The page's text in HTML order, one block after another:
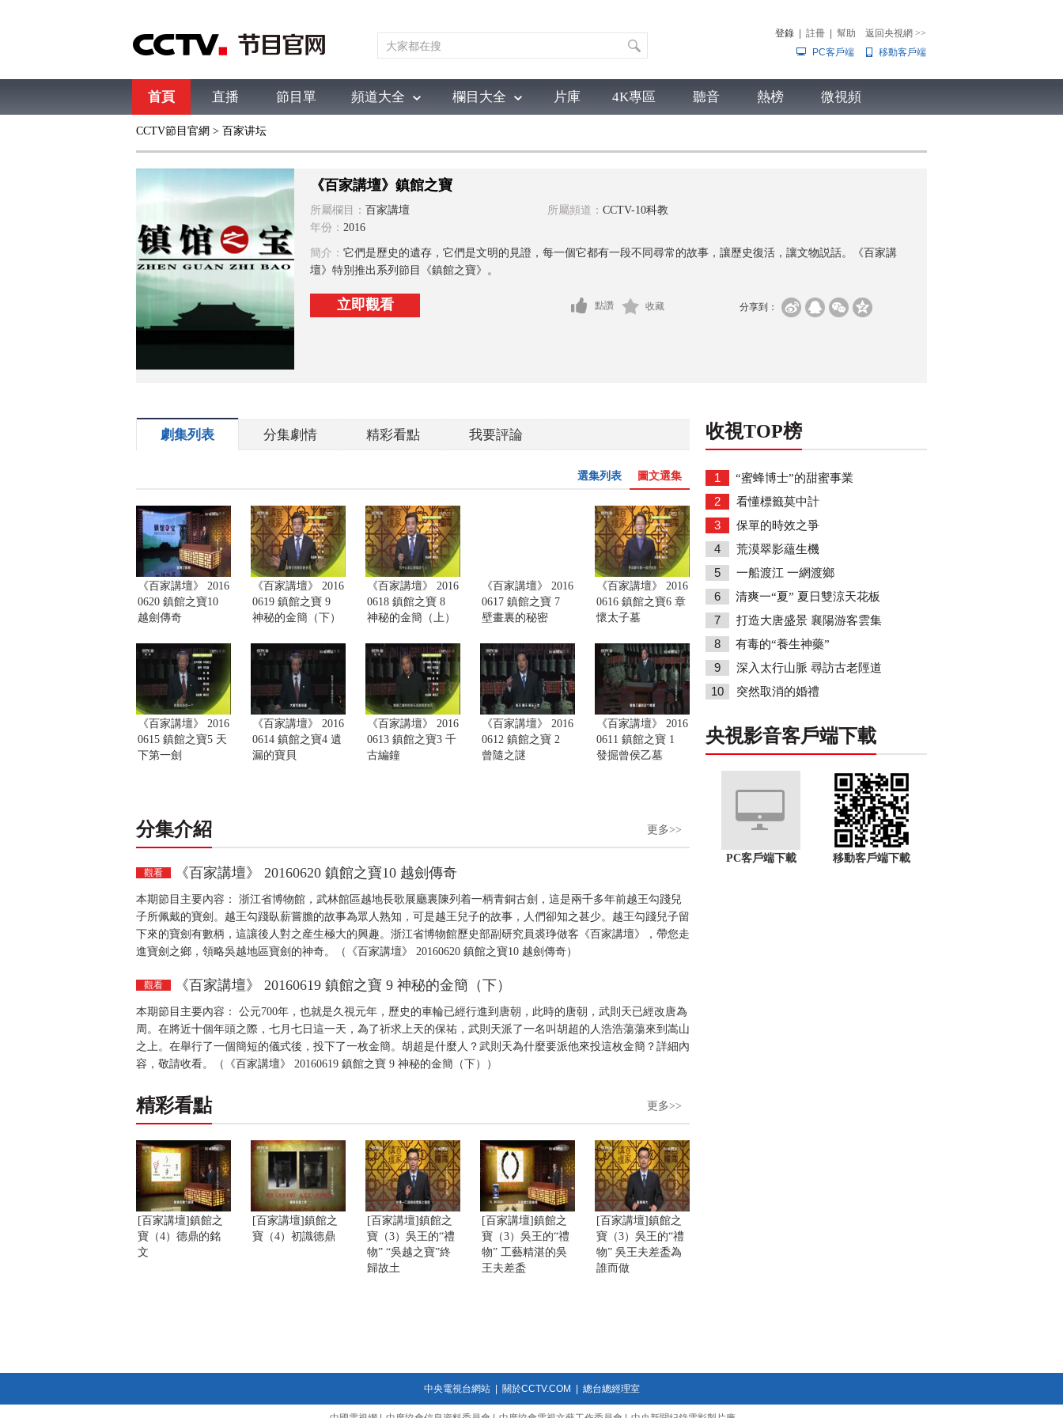
登錄 註冊 幫助 返回央視網 >>
PC客戶端
移動客戶端
首頁 直播 節目單 頻道大全 欄目大全
綜合 新聞 財經 綜藝
片庫 4K專區 聽音 熱榜 微視頻
CCTV節目官網 > 百家讲坛
《百家講壇》鎮館之寶
所屬欄目： 百家講壇 所屬頻道： CCTV-10科教
年份： 2016
簡介： 它們是歷史的遺存，它們是文明的見證，每一個它都有一段不同尋常的故事，讓歷史復活，讓文物説話。《百家講
壇》特別推出系列節目《鎮館之寶》。
立即觀看 分享到：
點讚 收藏
劇集列表 分集劇情 精彩看點 我要評論
圖文選集
選集列表
《百家講壇》 2016
0620 鎮館之寶10
越劍傳奇
《百家講壇》 2016
0619 鎮館之寶 9
神秘的金簡（下）
《百家講壇》 2016
0618 鎮館之寶 8
神秘的金簡（上）
《百家講壇》 2016
0617 鎮館之寶 7
壁畫裏的秘密
《百家講壇》 2016
0616 鎮館之寶6 章
懷太子墓
《百家講壇》 2016
0615 鎮館之寶5 天
下第一劍
《百家講壇》 2016
0614 鎮館之寶4 遺
漏的寶貝
《百家講壇》 2016
0613 鎮館之寶3 千
古編鐘
《百家講壇》 2016
0612 鎮館之寶 2
曾隨之謎
《百家講壇》 2016
0611 鎮館之寶 1
發掘曾侯乙墓
分集介紹 更多>>
觀看 《百家講壇》 20160620 鎮館之寶10 越劍傳奇
本期節目主要內容： 浙江省博物館，武林館區越地長歌展廳裏陳列着一柄青銅古劍，這是兩千多年前越王勾踐兒
子所佩戴的寶劍。越王勾踐臥薪嘗膽的故事為眾人熟知，可是越王兒子的故事，人們卻知之甚少。越王勾踐兒子留
下來的寶劍有數柄，這讓後人對之産生極大的興趣。浙江省博物館歷史部副研究員裘琤做客《百家講壇》，帶您走
進寶劍之鄉，領略吳越地區寶劍的神奇。（《百家講壇》 20160620 鎮館之寶10 越劍傳奇）
觀看 《百家講壇》 20160619 鎮館之寶 9 神秘的金簡（下）
本期節目主要內容： 公元700年，也就是久視元年，歷史的車輪已經行進到唐朝，此時的唐朝，武則天已經改唐為
周。在將近十個年頭之際，七月七日這一天，為了祈求上天的保祐，武則天派了一名叫胡超的人浩浩蕩蕩來到嵩山
之上。在舉行了一個簡短的儀式後，投下了一枚金簡。胡超是什麼人？武則天為什麼要派他來投這枚金簡？詳細內
容，敬請收看。（《百家講壇》 20160619 鎮館之寶 9 神秘的金簡（下））
精彩看點 更多>>
[百家講壇]鎮館之
寶（4）德鼎的銘
文
[百家講壇]鎮館之
寶（4）初識德鼎
[百家講壇]鎮館之
寶（3）吳王的“禮
物” “吳越之寶”終
歸故土
[百家講壇]鎮館之
寶（3）吳王的“禮
物” 工藝精湛的吳
王夫差盉
[百家講壇]鎮館之
寶（3）吳王的“禮
物” 吳王夫差盉為
誰而做
收視TOP榜
1 “蜜蜂博士”的甜蜜事業
2 看懂標籤莫中計
3 保單的時效之爭
4 荒漠翠影蘊生機
5 一船渡江 一網渡鄉
6 清爽一“夏” 夏日雙涼天花板
7 打造大唐盛景 襄陽游客雲集
8 有毒的“養生神藥”
9 深入太行山脈 尋訪古老陘道
10 突然取消的婚禮
央視影音客戶端下載
PC客戶端下載 移動客戶端下載
中央電視台網站| 關於CCTV.COM 總台總經理室